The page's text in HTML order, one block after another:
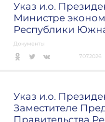
Указ и.о.
Министре
Республики
Документы
7.07.2026
Указ и.о.
Заместителе
Правительства